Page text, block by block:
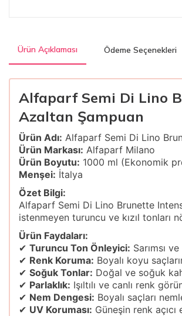
Ürün Açıklaması Ödeme Seçenekleri
Alfaparf Semi Di Lino
Azaltan Şampuan
Ürün Adı: Alfaparf Semi Di Lino
Ürün Markası: Alfaparf Milano
Ürün Boyutu: 1000 ml (Ekonomik
Menşei: İtalya
Özet Bilgi:
Alfaparf Semi Di Lino Brunette
istenmeyen turuncu ve kızıl tonları
Ürün Faydaları:
✔ Turuncu Ton Önleyici: Sarımsı
✔ Renk Koruma: Boyalı koyu
✔ Soğuk Tonlar: Doğal ve soğuk
✔ Parlaklık: Işıltılı ve canlı renk
✔ Nem Dengesi: Boyalı saçları
✔ UV Koruması: Güneşin renk